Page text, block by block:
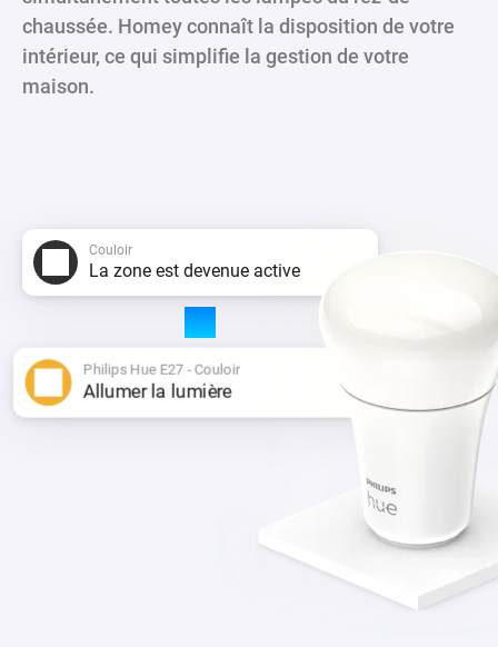
chaussée. Homey connaît la disposition de votre
intérieur, ce qui simplifie la gestion de votre
maison.
Couloir
La zone est devenue active
Philips Hue E27 - Couloir
Allumer la lumière